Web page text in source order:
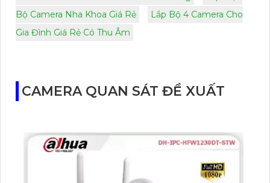
Bộ Camera Nha Khoa Giá Rẻ
Lắp Bộ 4 Camera Cho
Gia Đình Giá Rẻ Có Thu Âm
CAMERA QUAN SÁT ĐỀ XUẤT